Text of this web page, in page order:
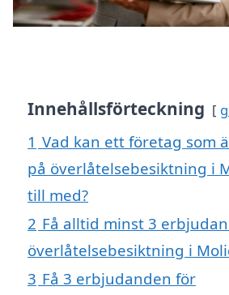
Innehållsförteckning
1 Vad kan ett företag som
på överlåtelsebesiktning i
till med?
2 Få alltid minst 3
överlåtelsebesiktning i
3 Få 3 erbjudanden för